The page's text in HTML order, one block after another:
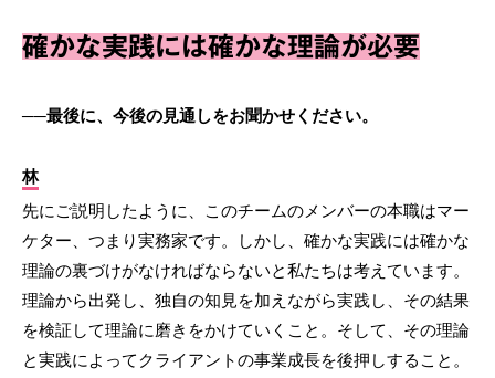
確かな実践には確かな理論が必要
──最後に、今後の見通しをお聞かせください。
林
先にご説明したように、このチームのメンバーの本職はマー
ケター、つまり実務家です。しかし、確かな実践には確かな
理論の裏づけがなければならないと私たちは考えています。
理論から出発し、独自の知見を加えながら実践し、その結果
を検証して理論に磨きをかけていくこと。そして、その理論
と実践によってクライアントの事業成長を後押しすること。